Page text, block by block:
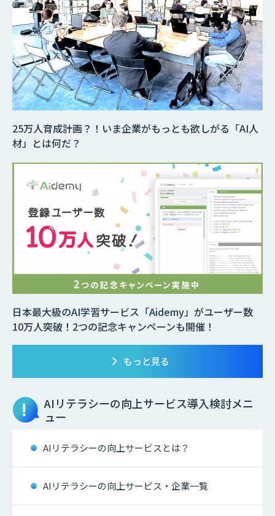
25万人育成計画？！いま企業がもっとも欲しがる「AI人
材」とは何だ？
日本最大級のAI学習サービス「Aidemy」がユーザー数
10万人突破！2つの記念キャンペーンも開催！
もっと見る
AIリテラシーの向上サービス導入検討メニ
ュー
AIリテラシーの向上サービスとは？
AIリテラシーの向上サービス・企業一覧